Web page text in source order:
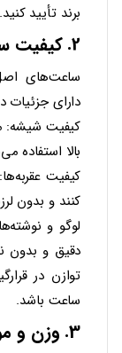
برند تأیید کنید.
2. کیفیت
ساعت‌های
دارای جزئیات
کیفیت شیشه:
بالا
کیفیت عقربه‌ها
کنند و بدون
لوگو و نوشته‌ها
دقیق و بدون
توازن در
ساعت باشد.
3. وزن و